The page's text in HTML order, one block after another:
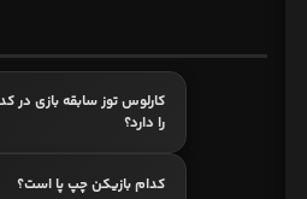
کارلوس توز سابقه بازی در
را دارد؟
کدام بازیکن چپ پا است؟